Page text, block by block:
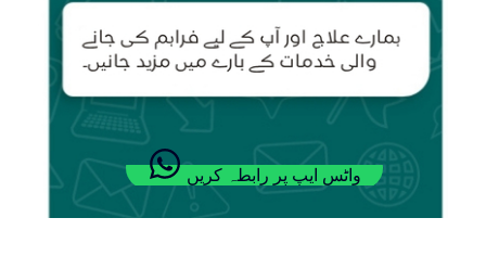
واٹس ایپ پر رابطہ کریں